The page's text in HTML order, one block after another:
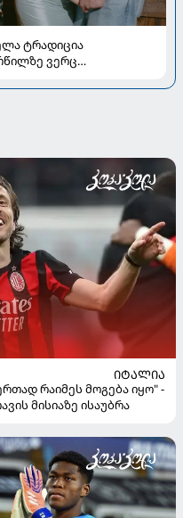
ტრადიცია
ვერც
ᲘᲢᲐᲚᲘᲐ
რაიმეს მოგება იყო" -
მისიაზე ისაუბრა